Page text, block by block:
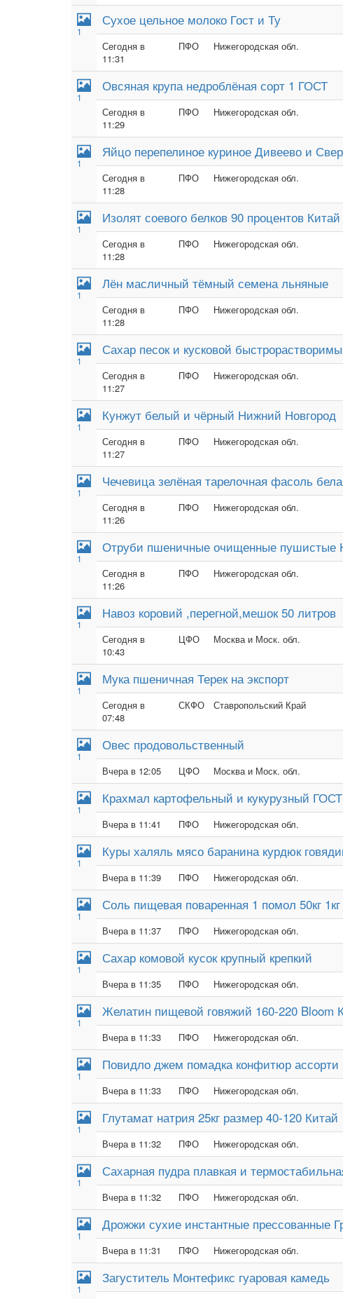
1
Сухое цельное молоко Гост и Ту
Сегодня в
11:31
ПФО Нижегородская обл.
1
Овсяная крупа недроблёная сорт 1 ГОСТ
Сегодня в
11:29
ПФО Нижегородская обл.
1
Яйцо перепелиное куриное Дивеево и
Сегодня в
11:28
ПФО Нижегородская обл.
1
Изолят соевого белков 90 процентов Китай
Сегодня в
11:28
ПФО Нижегородская обл.
1
Лён масличный тёмный семена льняные
Сегодня в
11:28
ПФО Нижегородская обл.
1
Сахар песок и кусковой
Сегодня в
11:27
ПФО Нижегородская обл.
1
Кунжут белый и чёрный Нижний Новгород
Сегодня в
11:27
ПФО Нижегородская обл.
1
Чечевица зелёная тарелочная фасоль
Сегодня в
11:26
ПФО Нижегородская обл.
1
Отруби пшеничные очищенные пушистые
Сегодня в
11:26
ПФО Нижегородская обл.
1
Навоз коровий ,перегной,мешок 50 литров
Сегодня в
10:43
ЦФО Москва и Моск. обл.
1
Мука пшеничная Терек на экспорт
Сегодня в
07:48
СКФО Ставропольский Край
1
Овес продовольственный
Вчера в 12:05 ЦФО Москва и Моск. обл.
1
Крахмал картофельный и кукурузный ГОСТ
Вчера в 11:41 ПФО Нижегородская обл.
1
Куры халяль мясо баранина курдюк
Вчера в 11:39 ПФО Нижегородская обл.
1
Соль пищевая поваренная 1 помол 50кг 1кг
Вчера в 11:37 ПФО Нижегородская обл.
1
Сахар комовой кусок крупный крепкий
Вчера в 11:35 ПФО Нижегородская обл.
1
Желатин пищевой говяжий 160-220 Bloom
Вчера в 11:33 ПФО Нижегородская обл.
1
Повидло джем помадка конфитюр ассорти
Вчера в 11:33 ПФО Нижегородская обл.
1
Глутамат натрия 25кг размер 40-120 Китай
Вчера в 11:32 ПФО Нижегородская обл.
1
Сахарная пудра плавкая и
Вчера в 11:32 ПФО Нижегородская обл.
1
Дрожжи сухие инстантные прессованные
Вчера в 11:31 ПФО Нижегородская обл.
1
Загуститель Монтефикс гуаровая камедь